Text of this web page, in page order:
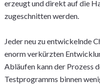
erzeugt und direkt auf die
zugeschnitten werden.
Jeder neu zu entwickelnde
enorm verkürzten
Abläufen kann der Prozess
Testprogramms binnen